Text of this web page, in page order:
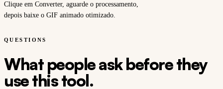
Clique em Converter, aguarde o processamento,
depois baixe o GIF animado otimizado.
QUESTIONS
What people ask before they
use this tool.